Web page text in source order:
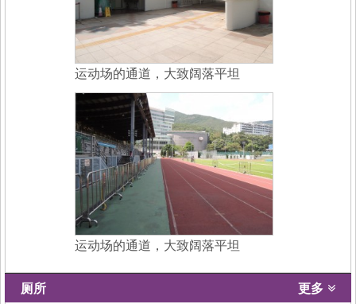
运动场的通道，大致阔落平坦
运动场的通道，大致阔落平坦
厕所 更多